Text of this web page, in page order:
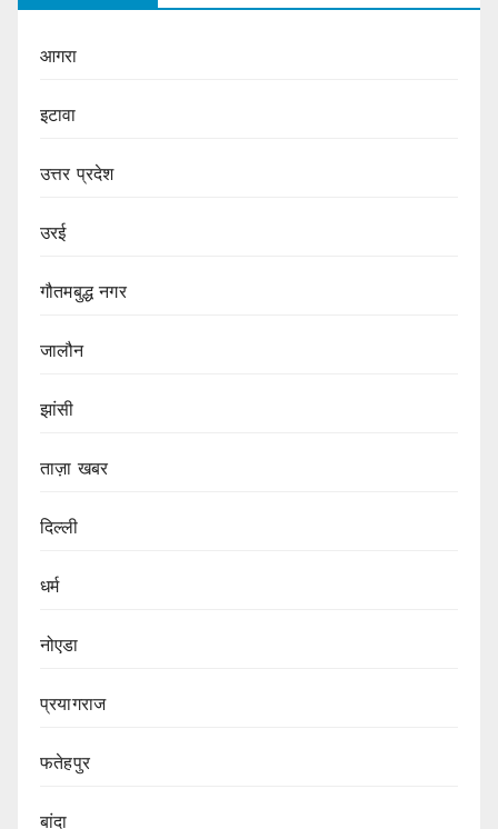
आगरा
इटावा
उत्तर प्रदेश
उरई
गौतमबुद्ध नगर
जालौन
झांसी
ताज़ा खबर
दिल्ली
धर्म
नोएडा
प्रयागराज
फतेहपुर
बांदा